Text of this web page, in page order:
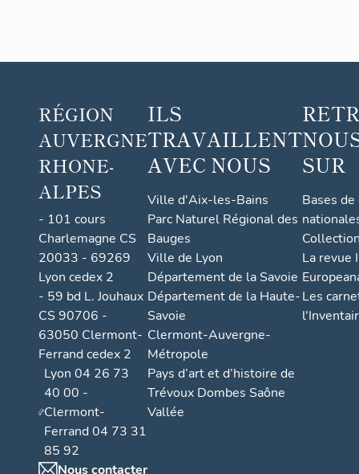
RÉGION
AUVERGNE
RHONE-
ALPES
- 101 cours
Charlemagne CS
20033 - 69269
Lyon cedex 2
- 59 bd L. Jouhaux
CS 90706 -
63050 Clermont-
Ferrand cedex 2
Lyon 04 26 73
40 00 -
Clermont-
Ferrand 04 73 31
85 92
Nous contacter
ILS
TRAVAILLENT
AVEC NOUS
Ville d'Aix-les-Bains
Parc Naturel Régional des
Bauges
Ville de Lyon
Département de la Savoie
Département de la Haute-
Savoie
Clermont-Auvergne-
Métropole
Pays d’art et d’histoire de
Trévoux Dombes Saône
Vallée
SUR
Bases
La revue
Les